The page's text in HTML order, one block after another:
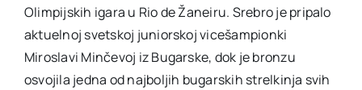
Olimpijskih igara u Rio de Žaneiru. Srebro je pripalo
aktuelnoj svetskoj juniorskoj vicešampionki
Miroslavi Minčevoj iz Bugarske, dok je bronzu
osvojila jedna od najboljih bugarskih strelkinja svih